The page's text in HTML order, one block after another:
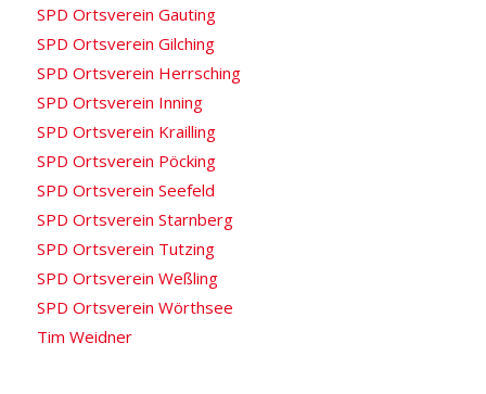
SPD Ortsverein Gauting
SPD Ortsverein Gilching
SPD Ortsverein Herrsching
SPD Ortsverein Inning
SPD Ortsverein Krailling
SPD Ortsverein Pöcking
SPD Ortsverein Seefeld
SPD Ortsverein Starnberg
SPD Ortsverein Tutzing
SPD Ortsverein Weßling
SPD Ortsverein Wörthsee
Tim Weidner